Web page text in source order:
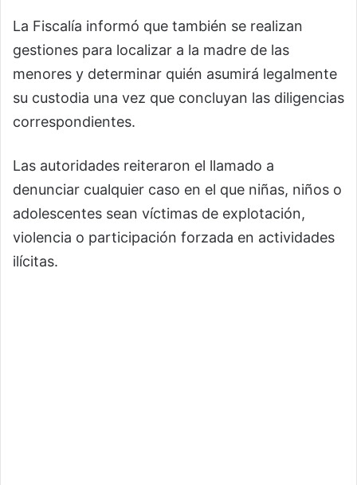
La Fiscalía informó que también se realizan
gestiones para localizar a la madre de las
menores y determinar quién asumirá legalmente
su custodia una vez que concluyan las diligencias
correspondientes.
Las autoridades reiteraron el llamado a
denunciar cualquier caso en el que niñas, niños o
adolescentes sean víctimas de explotación,
violencia o participación forzada en actividades
ilícitas.